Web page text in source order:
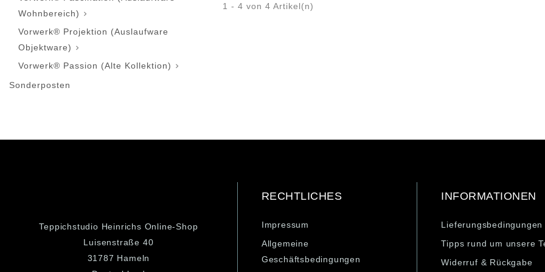
Wohnbereich)

Vorwerk® Projektion (Auslaufware
Objektware)

Vorwerk® Passion (Alte Kollektion) 
Sonderposten
1 - 4 von 4 Artikel(n)
Teppichstudio Heinrichs Online-Shop
Luisenstraße 40
31787 Hameln
RECHTLICHES
Impressum
Allgemeine
Geschäftsbedingungen
INFORMATIONEN
Lieferungsbedingungen
Tipps rund um unsere
Widerruf & Rückgabe